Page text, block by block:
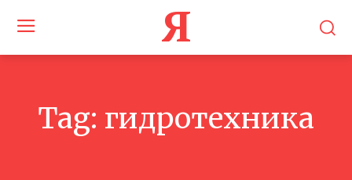
Я
Tag: гидротехника